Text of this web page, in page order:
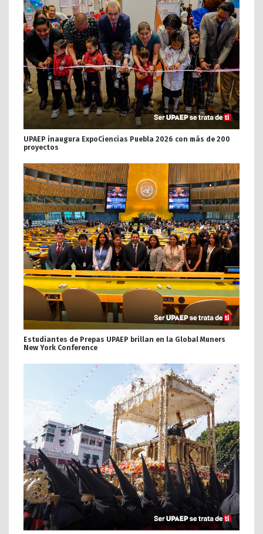
UPAEP inaugura ExpoCiencias Puebla 2026 con más de 200
proyectos
Estudiantes de Prepas UPAEP brillan en la Global Muners
New York Conference